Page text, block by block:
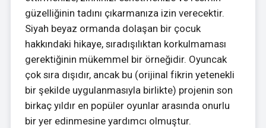
güzelliğinin tadını çıkarmanıza izin verecektir.
Siyah beyaz ormanda dolaşan bir çocuk
hakkındaki hikaye, sıradışılıktan korkulmaması
gerektiğinin mükemmel bir örneğidir. Oyuncak
çok sıra dışıdır, ancak bu (orijinal fikrin yetenekli
bir şekilde uygulanmasıyla birlikte) projenin son
birkaç yıldır en popüler oyunlar arasında onurlu
bir yer edinmesine yardımcı olmuştur.